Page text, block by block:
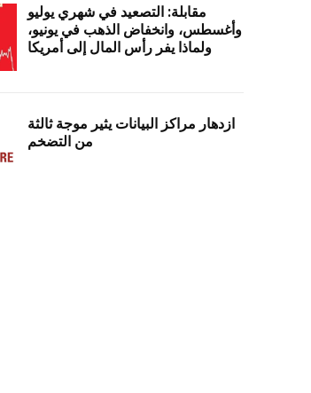
مقابلة: التصعيد في شهري يوليو
وأغسطس، وانخفاض الذهب في يونيو،
ولماذا يفر رأس المال إلى أمريكا
ازدهار مراكز البيانات يثير موجة ثالثة
من التضخم